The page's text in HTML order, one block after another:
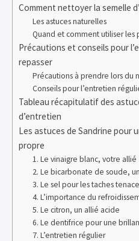
Comment nettoyer la semelle
Les astuces naturelles
Quand et comment utiliser les
Précautions et conseils pour
repasser
Précautions à prendre lors du
Conseils pour l’entretien
Tableau récapitulatif des
d’entretien
Les astuces de Sandrine pour
propre
1. Le vinaigre blanc, votre allié
2. Le bicarbonate de soude,
3. Le sel pour les taches
4. L’importance du
5. Le citron, un allié acide
6. Le dentifrice pour une
7. L’entretien régulier